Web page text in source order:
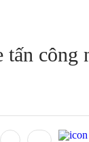
công